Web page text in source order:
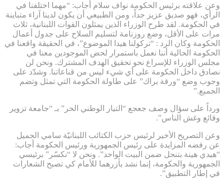
وعن علاقته برئيس الحكومة نواف سلام أجاب: “مهما اختلفنا في
الرأي، فهو صديق عزيز جداً، ومن الطبيعي أن يكون لدينا آراء متباينة
في الحكومة. لقد طرح الوزراء الذين يمثلون القوات اللبنانية، ثلاث
مرات على الأقل، وضع روزنامة لتسليم السلاح على جدول أعمال
الحكومة وكان الرد : “تركولنا هيدا الموضوع”، في الحقيقة واقعنا في
الحكومة الحالية أننا نعمل باستمرار لحض الموجودين معنا في
مجلس الوزراء للإسراع نحو تحقيق الهدف المشترك. ونحن لن
نصادق داخل الحكومة على أي شيء ليس من قناعاتنا. وشدّد على
وجوب وضع “ورقة براك” على طاولة الحكومة التي تمثل وتضم
الجميع.”
ورداً على سؤال وصف جعجع “التيار الوطني الحر” بـ “جامعة تزوير
وقائع وغش الناس”.
وعن التصريح الأخير لرئيس حزب الكتائب اللبنانيّة سامي الجميل
عن رفضه المزايدة على رئيس الجمهورية ورئيس الحكومة أجاب:
“هيدي هينة بتنحل ضمن البيت الواحد”. ونحن لا “نكسّر” برئيسي
الجمهورية والحكومة، إنما نشد بأزرهما للأمام كي تصبح الشعارات
في إطار التطبيق”.